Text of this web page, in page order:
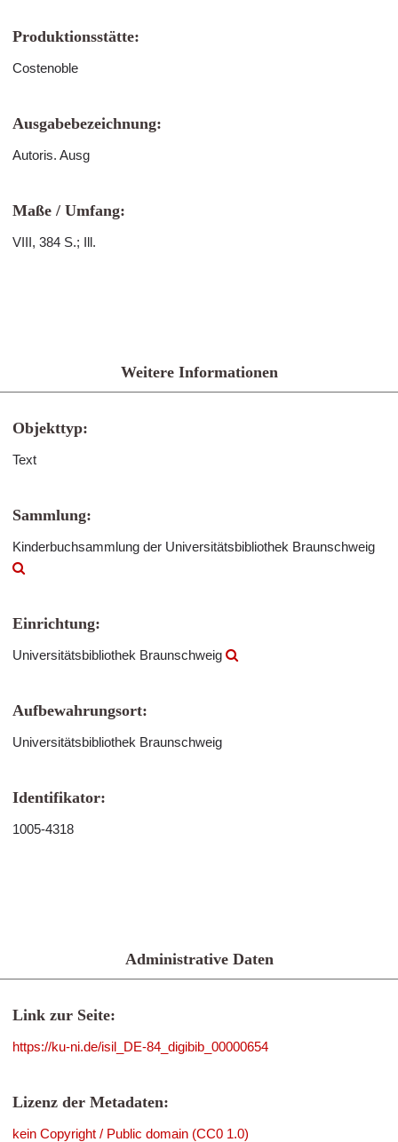
Produktionsstätte:
Costenoble
Ausgabebezeichnung:
Autoris. Ausg
Maße / Umfang:
VIII, 384 S.; Ill.
Weitere Informationen
Objekttyp:
Text
Sammlung:
Kinderbuchsammlung der Universitätsbibliothek Braunschweig
Einrichtung:
Universitätsbibliothek Braunschweig
Aufbewahrungsort:
Universitätsbibliothek Braunschweig
Identifikator:
1005-4318
Administrative Daten
Link zur Seite:
https://ku-ni.de/isil_DE-84_digibib_00000654
Lizenz der Metadaten:
kein Copyright / Public domain (CC0 1.0)